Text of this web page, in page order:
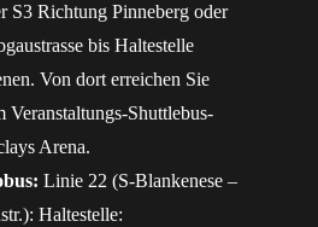
S3 Richtung Pinneberg oder
bis Haltestelle
Von dort erreichen Sie
Veranstaltungs-Shuttlebus-
Arena.
Linie 22 (S-Blankenese –
Haltestelle: